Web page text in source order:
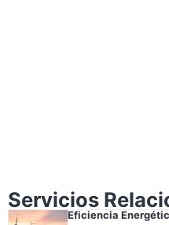
Servicios
Eficiencia